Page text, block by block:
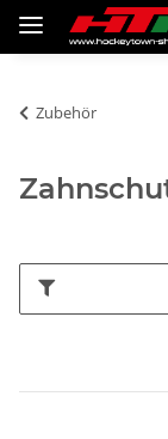
Zubehör